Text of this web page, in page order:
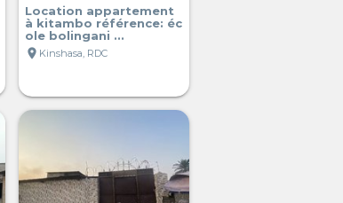
Location appartement
à kitambo référence: éc
ole bolingani ...
location_on Kinshasa, RDC